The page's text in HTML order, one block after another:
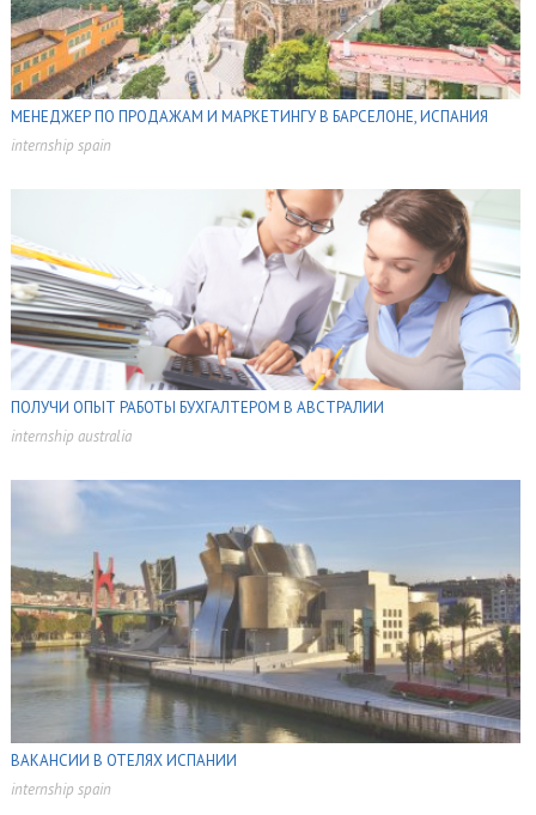
МЕНЕДЖЕР ПО ПРОДАЖАМ И МАРКЕТИНГУ В БАРСЕЛОНЕ, ИСПАНИЯ
internship spain
ПОЛУЧИ ОПЫТ РАБОТЫ БУХГАЛТЕРОМ В АВСТРАЛИИ
internship australia
ВАКАНСИИ В ОТЕЛЯХ ИСПАНИИ
internship spain